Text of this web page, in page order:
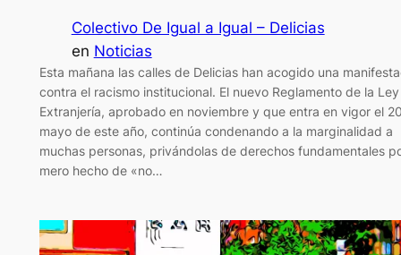
Colectivo De Igual a Igual – Delicias
en Noticias
Esta mañana las calles de Delicias han acogido una
contra el racismo institucional. El nuevo Reglamento de la
Extranjería, aprobado en noviembre y que entra en vigor el
mayo de este año, continúa condenando a la marginalidad a
muchas personas, privándolas de derechos fundamentales
mero hecho de «no…